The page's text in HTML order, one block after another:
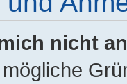
nicht